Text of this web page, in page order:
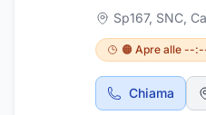
(CS),
professionalità,
salute e il
struttura,
una vasta gamma
avvale anche
Sp167, SNC,
🟠 Apre alle --
Chiama